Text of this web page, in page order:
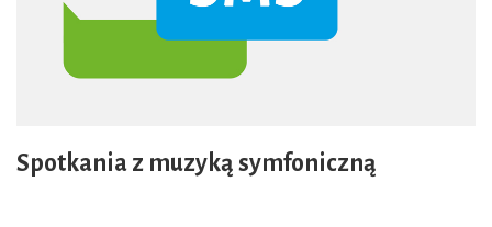
Spotkania z muzyką symfoniczną